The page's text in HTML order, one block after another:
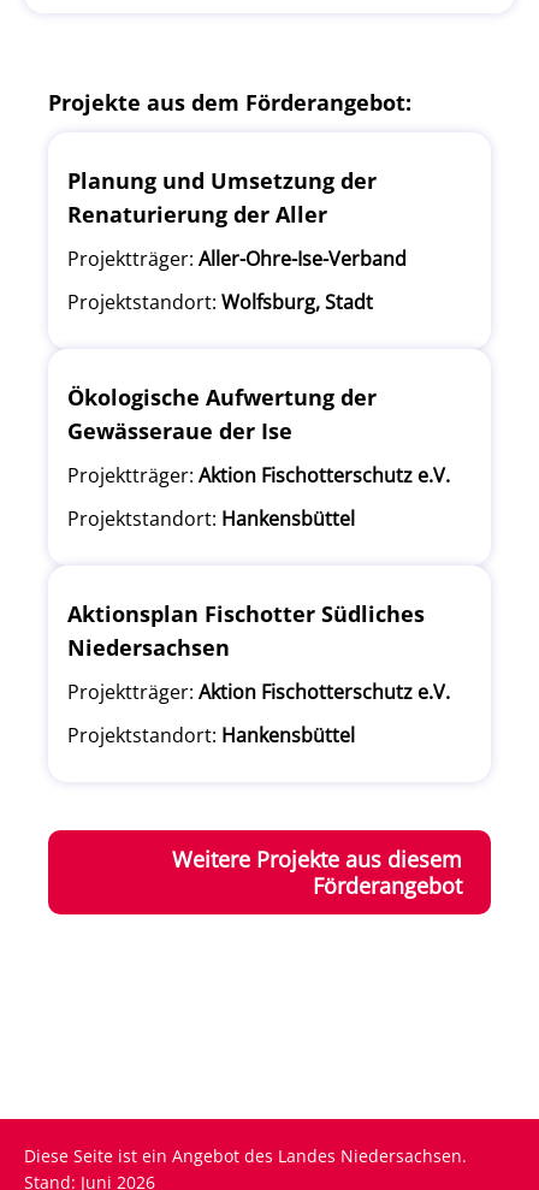
Projekte aus dem Förderangebot:
Planung und Umsetzung der
Renaturierung der Aller
Projektträger: Aller-Ohre-Ise-Verband
Projektstandort: Wolfsburg, Stadt
Ökologische Aufwertung der
Gewässeraue der Ise
Projektträger: Aktion Fischotterschutz e.V.
Projektstandort: Hankensbüttel
Aktionsplan Fischotter Südliches
Niedersachsen
Projektträger: Aktion Fischotterschutz e.V.
Projektstandort: Hankensbüttel
Weitere Projekte aus diesem
Förderangebot
Diese Seite ist ein Angebot des Landes Niedersachsen.
Stand: Juni 2026